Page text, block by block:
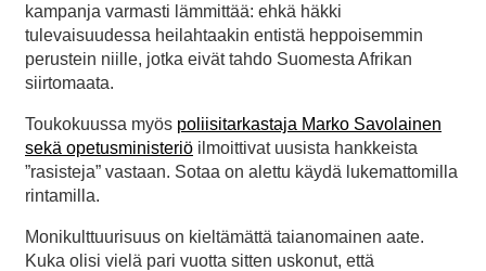
kampanja varmasti lämmittää: ehkä häkki
tulevaisuudessa heilahtaakin entistä heppoisemmin
perustein niille, jotka eivät tahdo Suomesta Afrikan
siirtomaata.
Toukokuussa myös poliisitarkastaja Marko Savolainen
sekä opetusministeriö ilmoittivat uusista hankkeista
”rasisteja” vastaan. Sotaa on alettu käydä lukemattomilla
rintamilla.
Monikulttuurisuus on kieltämättä taianomainen aate.
Kuka olisi vielä pari vuotta sitten uskonut, että